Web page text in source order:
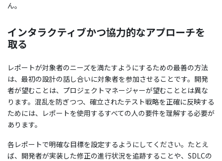
ん。
インタラクティブかつ協力的なアプローチを
取る
レポートが対象者のニーズを満たすようにするための最善の方法
は、最初の設計の話し合いに対象者を参加させることです。開発
者が望むことは、プロジェクトマネージャーが望むこととは異な
ります。混乱を防ぎつつ、確立されたテスト戦略を正確に反映する
ためには、レポートを使用するすべての人の要件を理解する必要が
あります。
各レポートで明確な目標を設定するようにしてください。たとえ
ば、開発者が実装した修正の進行状況を追跡することや、SDLCの